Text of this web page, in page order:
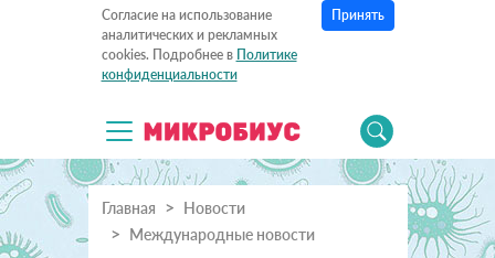
Согласие на использование
аналитических и рекламных
cookies. Подробнее в Политике
конфиденциальности
Принять
Главная
Новости
Международные новости